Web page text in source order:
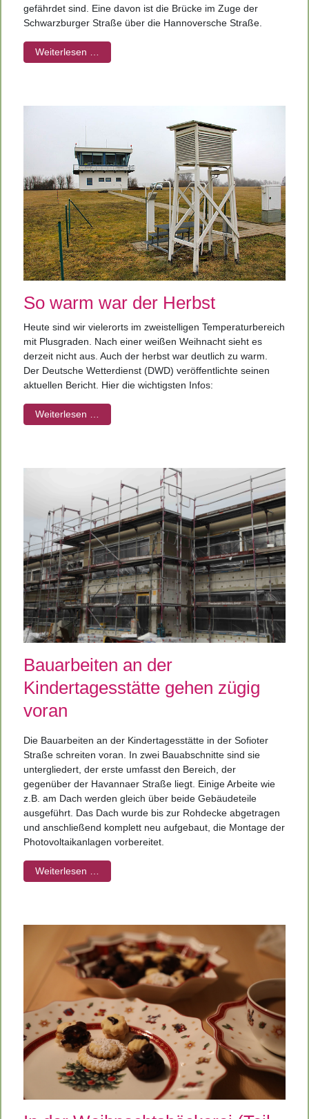
gefährdet sind. Eine davon ist die Brücke im Zuge der
Schwarzburger Straße über die Hannoversche Straße.
Weiterlesen …
So warm war der Herbst
Heute sind wir vielerorts im zweistelligen Temperaturbereich
mit Plusgraden. Nach einer weißen Weihnacht sieht es
derzeit nicht aus. Auch der herbst war deutlich zu warm.
Der Deutsche Wetterdienst (DWD) veröffentlichte seinen
aktuellen Bericht. Hier die wichtigsten Infos:
Weiterlesen …
Bauarbeiten an der
Kindertagesstätte gehen zügig
voran
Die Bauarbeiten an der Kindertagesstätte in der Sofioter
Straße schreiten voran. In zwei Bauabschnitte sind sie
untergliedert, der erste umfasst den Bereich, der
gegenüber der Havannaer Straße liegt. Einige Arbeite wie
z.B. am Dach werden gleich über beide Gebäudeteile
ausgeführt. Das Dach wurde bis zur Rohdecke abgetragen
und anschließend komplett neu aufgebaut, die Montage der
Photovoltaikanlagen vorbereitet.
Weiterlesen …